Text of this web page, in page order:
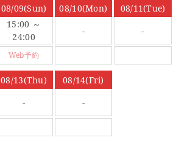
08/09(Sun)
15:00 ～
24:00
Web予約
08/10(Mon)
-
08/11(Tue)
-
08/13(Thu)
-
08/14(Fri)
-